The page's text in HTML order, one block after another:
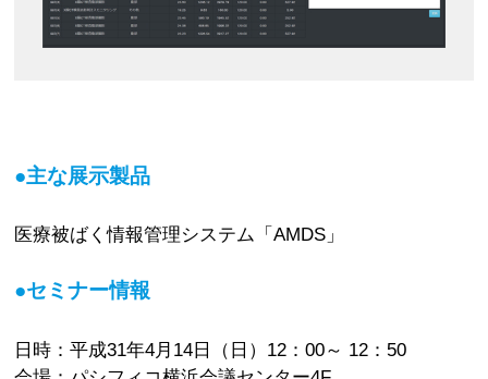
●主な展示製品
医療被ばく情報管理システム「AMDS」
●セミナー情報
日時：平成31年4月14日（日）12：00～ 12：50